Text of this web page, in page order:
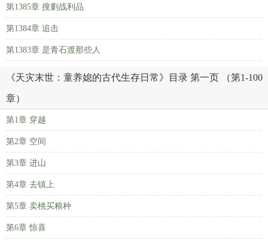
第1385章 搜剿战利品
第1384章 追击
第1383章 是青石渡那些人
《天灾末世：童养媳的古代生存日常》目录 第一页 （第1-100
章）
第1章 穿越
第2章 空间
第3章 进山
第4章 去镇上
第5章 卖桃买粮种
第6章 惊喜